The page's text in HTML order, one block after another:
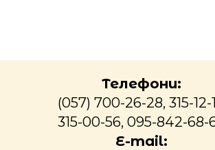
Телефони:
(057) 700-26-28, 315-12-
315-00-56, 095-842-68-
E-mail: